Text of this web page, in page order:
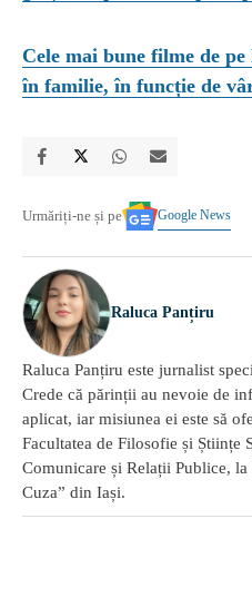
Cele mai bune filme de
în familie, în funcție de
Urmăriți-ne și pe Google News
Raluca Panțiru
Raluca Panțiru este jurnalist
Crede că părinții au nevoie de
aplicat, iar misiunea ei este să
Facultatea de Filosofie și Științe
Comunicare și Relații Publice,
Cuza” din Iași.